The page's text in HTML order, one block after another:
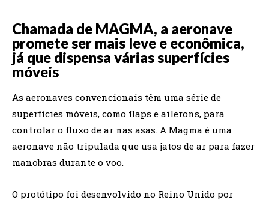
Chamada de MAGMA, a aeronave
promete ser mais leve e econômica,
já que dispensa várias superfícies
móveis
As aeronaves convencionais têm uma série de
superfícies móveis, como flaps e ailerons, para
controlar o fluxo de ar nas asas. A Magma é uma
aeronave não tripulada que usa jatos de ar para fazer
manobras durante o voo.
O protótipo foi desenvolvido no Reino Unido por